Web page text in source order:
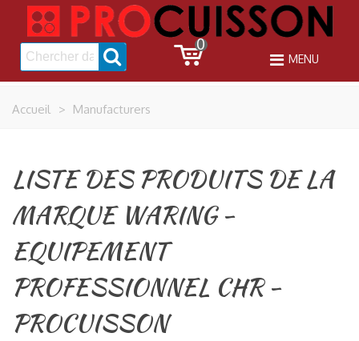
0
MENU
Accueil > Manufacturers
LISTE DES PRODUITS DE LA
MARQUE WARING -
EQUIPEMENT
PROFESSIONNEL CHR -
PROCUISSON